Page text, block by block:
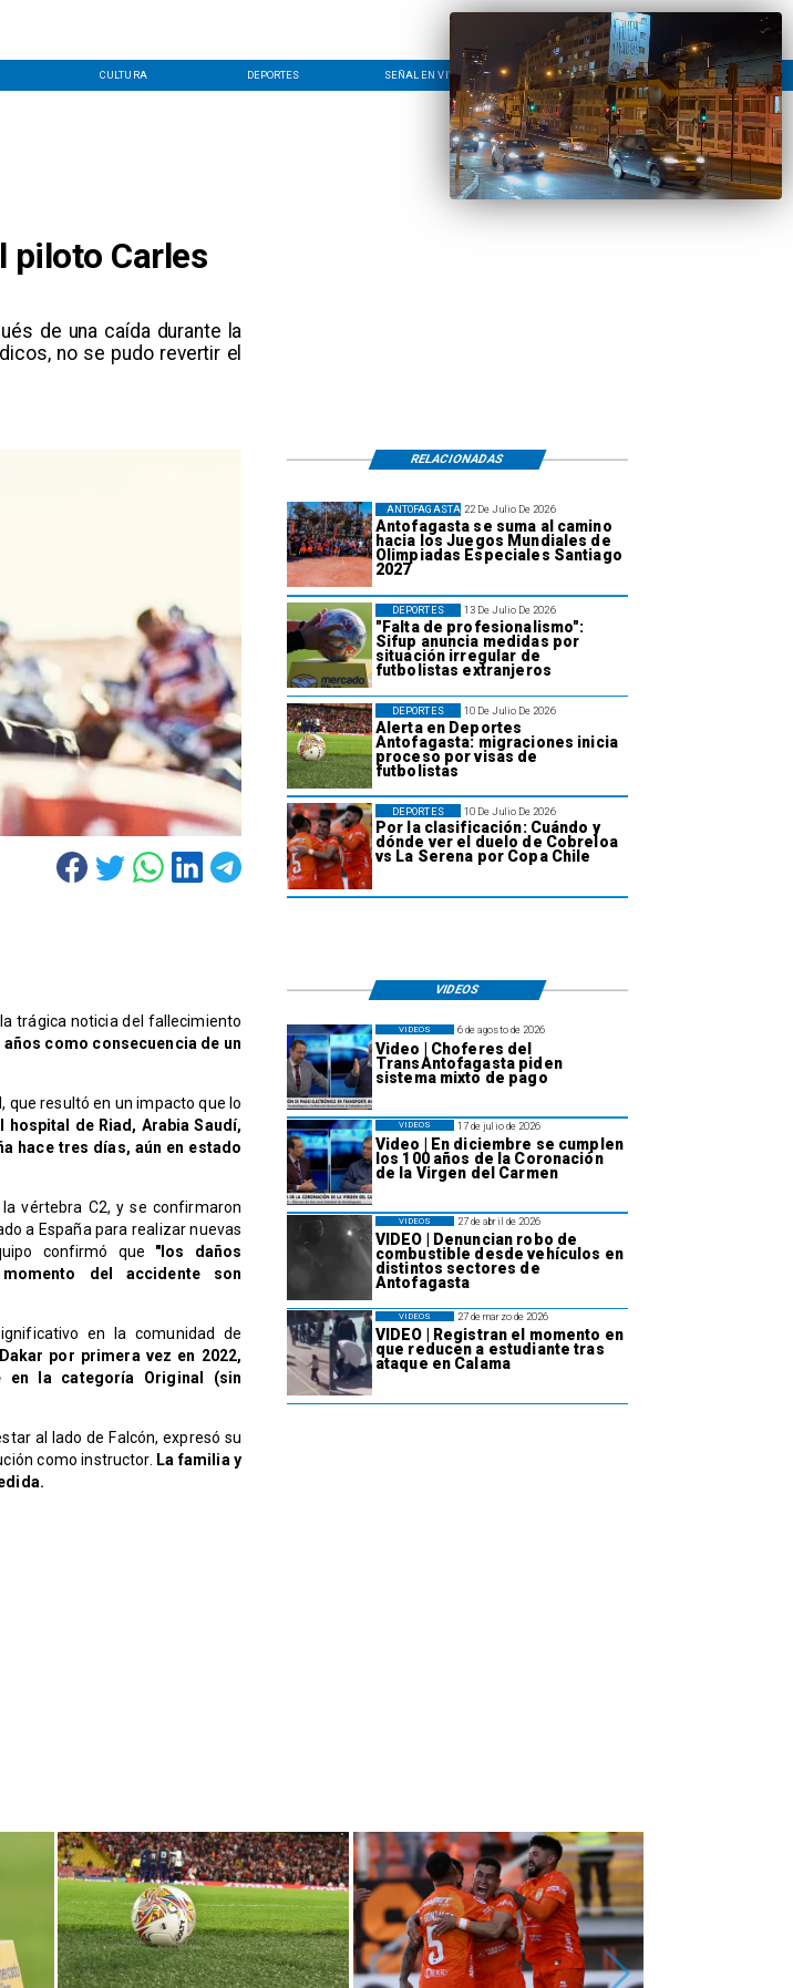
CULTURA DEPORTES SEÑAL EN VIVO CONTACTO LÍNEA EDITORIAL
piloto Carles
de una caída durante la
no se pudo revertir el
22 De Julio De 2026
Antofagasta se suma al camino
hacia los Juegos Mundiales de
Olimpiadas Especiales Santiago
2027
ANTOFAGASTA
13 De Julio De 2026
"Falta de profesionalismo":
Sifup anuncia medidas por
situación irregular de
futbolistas extranjeros
DEPORTES
10 De Julio De 2026
Alerta en Deportes
Antofagasta: migraciones inicia
proceso por visas de
futbolistas
DEPORTES
10 De Julio De 2026
Por la clasificación: Cuándo y
dónde ver el duelo de Cobreloa
vs La Serena por Copa Chile
DEPORTES
RELACIONADAS
trágica noticia del fallecimiento
como consecuencia de un
que resultó en un impacto que lo
de Riad, Arabia Saudí,
hace tres días, aún en estado
vértebra C2, y se confirmaron
a España para realizar nuevas
confirmó que "los daños
del accidente son
en la comunidad de
por primera vez en 2022,
en la categoría Original (sin
al lado de Falcón, expresó su
como instructor. La familia y
VIDEOS
6 de agosto de 2026
Video | Choferes del
TransAntofagasta piden
sistema mixto de pago
VIDEOS
17 de julio de 2026
Video | En diciembre se cumplen
los 100 años de la Coronación
de la Virgen del Carmen
VIDEOS
27 de abril de 2026
VIDEO | Denuncian robo de
combustible desde vehículos en
distintos sectores de
Antofagasta
VIDEOS
27 de marzo de 2026
VIDEO | Registran el momento en
que reducen a estudiante tras
ataque en Calama
VIDEOS